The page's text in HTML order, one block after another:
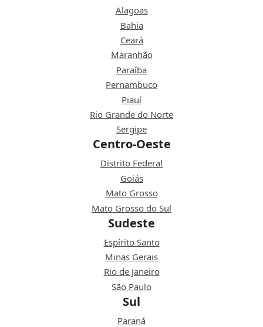
Alagoas
Bahia
Ceará
Maranhão
Paraíba
Pernambuco
Piauí
Rio Grande do Norte
Sergipe
Centro-Oeste
Distrito Federal
Goiás
Mato Grosso
Mato Grosso do Sul
Sudeste
Espírito Santo
Minas Gerais
Rio de Janeiro
São Paulo
Sul
Paraná